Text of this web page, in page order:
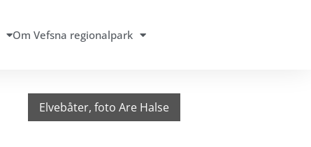
Om Vefsna regionalpark
Elvebåter, foto Are Halse